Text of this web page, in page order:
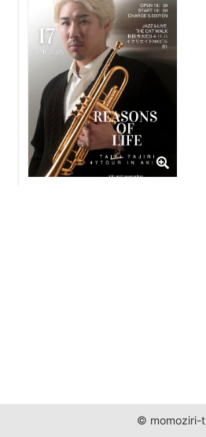
VIDEO
JUST ONE WORLD
© momoziri-